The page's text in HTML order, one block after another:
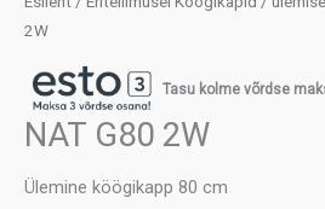
2W
Tasu kolme võrdse
NAT G80 2W
Ülemine köögikapp 80 cm